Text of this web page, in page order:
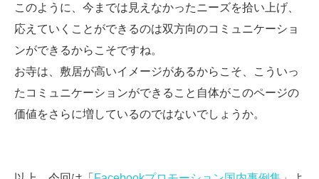
このように、今までは見えなかったニーズを拾い上げ、
応えていくことができるのは双方向のコミュニケーショ
ンができるからこそですね。
お寺は、敷居が高いイメージがあるからこそ、こういっ
たコミュニケーションができること自体がこのページの
価値をさらに増しているのではないでしょうか。